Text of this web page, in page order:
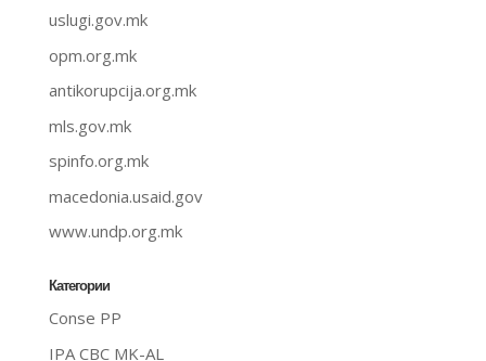
uslugi.gov.mk
opm.org.mk
antikorupcija.org.mk
mls.gov.mk
spinfo.org.mk
macedonia.usaid.gov
www.undp.org.mk
Категории
Conse PP
IPA CBC MK-AL